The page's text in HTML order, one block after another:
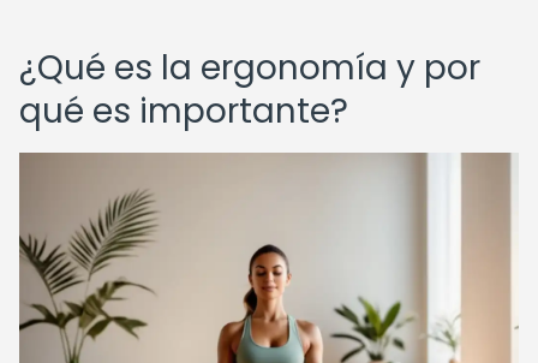
¿Qué es la ergonomía y por
qué es importante?